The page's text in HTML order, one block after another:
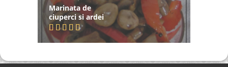
Marinata de
ciuperci si ardei